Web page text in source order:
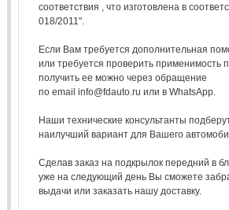
соответствия , что изготовлена в
018/2011".
Если Вам требуется дополнительная
или требуется проверить применимость
получить ее можно через обращение
по email info@fdauto.ru или в WhatsApp.
Наши технические консультанты
наилучший вариант для Вашего
Сделав заказ на подкрылок передний в
уже на следующий день Вы сможете
выдачи или заказать нашу доставку.